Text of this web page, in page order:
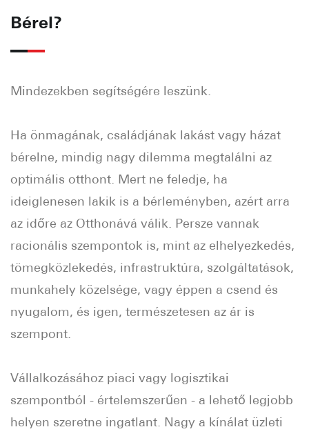
Bérel?
Mindezekben segítségére leszünk.
Ha önmagának, családjának lakást vagy házat
bérelne, mindig nagy dilemma megtalálni az
optimális otthont. Mert ne feledje, ha
ideiglenesen lakik is a bérleményben, azért arra
az időre az Otthonává válik. Persze vannak
racionális szempontok is, mint az elhelyezkedés,
tömegközlekedés, infrastruktúra, szolgáltatások,
munkahely közelsége, vagy éppen a csend és
nyugalom, és igen, természetesen az ár is
szempont.
Vállalkozásához piaci vagy logisztikai
szempontból - értelemszerűen - a lehető legjobb
helyen szeretne ingatlant. Nagy a kínálat üzleti